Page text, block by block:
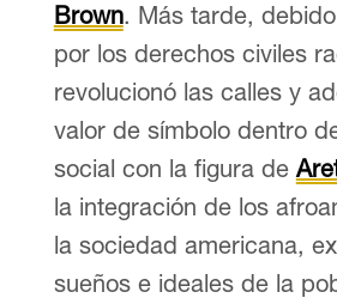
Brown. Más tarde,
por los derechos civiles
revolucionó las calles y
valor de símbolo dentro
social con la figura de
la integración de los
la sociedad americana,
sueños e ideales de la